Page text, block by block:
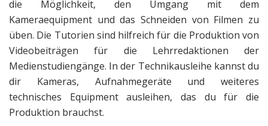
die Möglichkeit, den Umgang mit dem
Kameraequipment und das Schneiden von Filmen zu
üben. Die Tutorien sind hilfreich für die Produktion von
Videobeiträgen für die Lehrredaktionen der
Medienstudiengänge. In der Technikausleihe kannst du
dir Kameras, Aufnahmegeräte und weiteres
technisches Equipment ausleihen, das du für die
Produktion brauchst.